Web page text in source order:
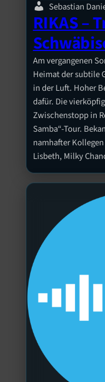
Sebastian
RIKAS –
Am vergangenen
Heimat der subtile
in der Luft. Hoher
dafür. Die
Zwischenstopp in
Samba“-Tour.
namhafter
Lisbeth, Milky